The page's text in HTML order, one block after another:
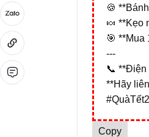
🍪
🍬 **Kẹo
🎯 **Mua
---
📞 **Điện
**Hãy
Copy